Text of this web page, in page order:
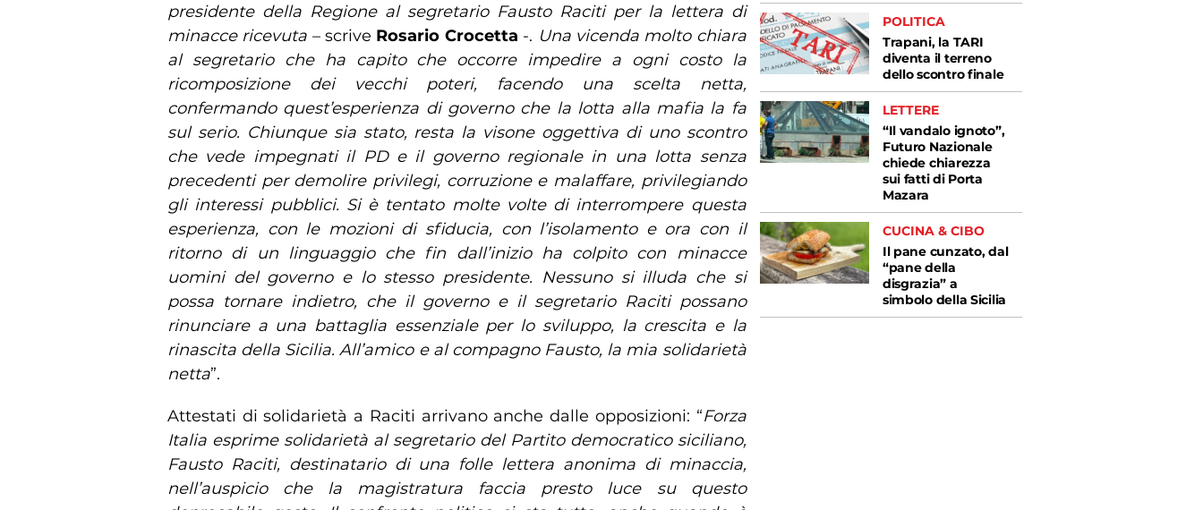
presidente della Regione al segretario Fausto Raciti per la lettera di
minacce ricevuta – scrive Rosario Crocetta -. Una vicenda molto chiara
al segretario che ha capito che occorre impedire a ogni costo la
ricomposizione dei vecchi poteri, facendo una scelta netta,
confermando quest’esperienza di governo che la lotta alla mafia la fa
sul serio. Chiunque sia stato, resta la visone oggettiva di uno scontro
che vede impegnati il PD e il governo regionale in una lotta senza
precedenti per demolire privilegi, corruzione e malaffare, privilegiando
gli interessi pubblici. Si è tentato molte volte di interrompere questa
esperienza, con le mozioni di sfiducia, con l’isolamento e ora con il
ritorno di un linguaggio che fin dall’inizio ha colpito con minacce
uomini del governo e lo stesso presidente. Nessuno si illuda che si
possa tornare indietro, che il governo e il segretario Raciti possano
rinunciare a una battaglia essenziale per lo sviluppo, la crescita e la
rinascita della Sicilia. All’amico e al compagno Fausto, la mia solidarietà
netta”.
Attestati di solidarietà a Raciti arrivano anche dalle opposizioni: “Forza
Italia esprime solidarietà al segretario del Partito democratico siciliano,
Fausto Raciti, destinatario di una folle lettera anonima di minaccia,
nell’auspicio che la magistratura faccia presto luce su questo
POLITICA
Trapani, la TARI
diventa il terreno
dello scontro finale
LETTERE
“Il vandalo ignoto”,
Futuro Nazionale
chiede chiarezza
sui fatti di Porta
Mazara
CUCINA & CIBO
Il pane cunzato, dal
“pane della
disgrazia” a
simbolo della Sicilia